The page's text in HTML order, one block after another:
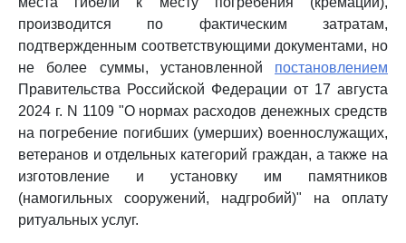
производится по фактическим затратам,
подтвержденным соответствующими документами, но
не более суммы, установленной постановлением
Правительства Российской Федерации от 17 августа
2024 г. N 1109 "О нормах расходов денежных средств
на погребение погибших (умерших) военнослужащих,
ветеранов и отдельных категорий граждан, а также на
изготовление и установку им памятников
(намогильных сооружений, надгробий)" на оплату
ритуальных услуг.